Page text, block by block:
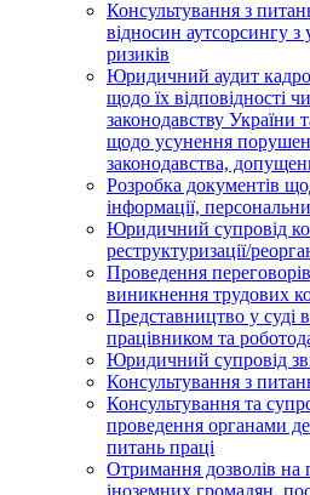
Консультування з
відносин аутсорсингу
ризиків
Юридичний аудит
щодо їх відповідності
законодавству України
щодо усунення
законодавства,
Розробка документів
інформації,
Юридичний супровід
реструктуризації/
Проведення
виникнення трудових
Представництво у суді
працівником та
Юридичний супровід
Консультування з
Консультування та
проведення органами
питань праці
Отримання дозволів на